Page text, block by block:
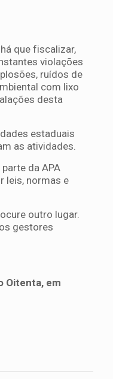
que fiscalizar,
violações
ruídos de
com lixo
desta
estaduais
as atividades.
da APA
leis, normas e
outro lugar.
gestores
Oitenta, em